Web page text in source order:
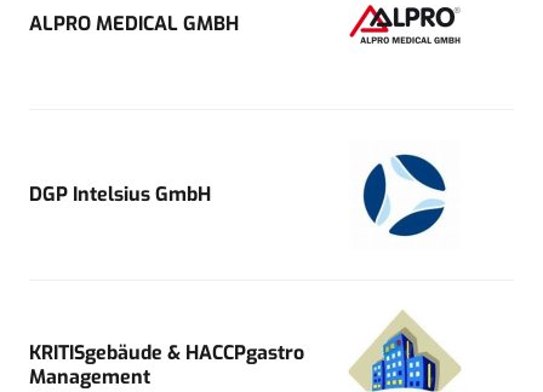
ALPRO MEDICAL GMBH
DGP Intelsius GmbH
KRITISgebäude & HACCPgastro
Management